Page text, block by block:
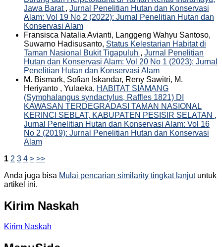
Jawa Barat , Jurnal Penelitian Hutan dan Konservasi
Alam: Vol 19 No 2 (2022): Jurnal Penelitian Hutan dan
Konservasi Alam
Fransisca Natalia Avianti, Langgeng Wahyu Santoso,
Suwarno Hadisusanto, Status Kelestarian Habitat di
Taman Nasional Bukit Tigapuluh , Jurnal Penelitian
Hutan dan Konservasi Alam: Vol 20 No 1 (2023): Jurnal
Penelitian Hutan dan Konservasi Alam
M. Bismark, Sofian Iskandar, Reny Sawitri, M.
Heriyanto , Yulaeka, HABITAT SIAMANG
(Symphalangus syndactylus, Raffles 1821) DI
KAWASAN TERDEGRADASI TAMAN NASIONAL
KERINCI SEBLAT, KABUPATEN PESISIR SELATAN ,
Jurnal Penelitian Hutan dan Konservasi Alam: Vol 16
No 2 (2019): Jurnal Penelitian Hutan dan Konservasi
Alam
1 2 3 4 > >>
Anda juga bisa Mulai pencarian similarity tingkat lanjutuntuk
artikel ini.
Kirim Naskah
Kirim Naskah